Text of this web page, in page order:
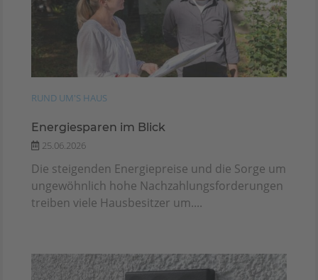
RUND UM'S HAUS
Energiesparen im Blick
25.06.2026
Die steigenden Energiepreise und die Sorge um
ungewöhnlich hohe Nachzahlungsforderungen
treiben viele Hausbesitzer um....